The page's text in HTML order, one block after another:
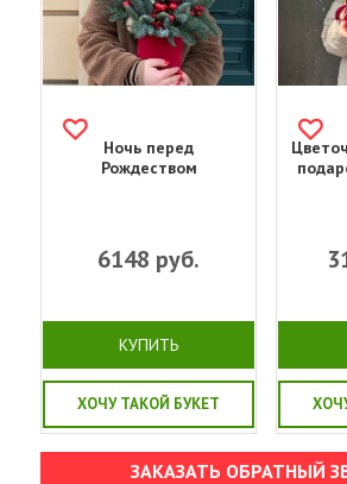
Ночь перед
Рождеством
6148 руб.
КУПИТЬ
ХОЧУ ТАКОЙ БУКЕТ
ЗАКАЗАТЬ ОБРАТНЫЙ